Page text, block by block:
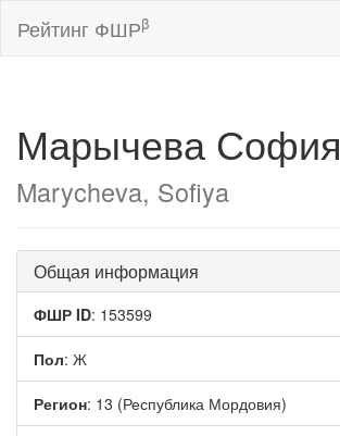
Рейтинг ФШРβ
Марычева София
Marycheva, Sofiya
Общая информация
ФШР ID: 153599
Пол: Ж
Регион: 13 (Республика Мордовия)